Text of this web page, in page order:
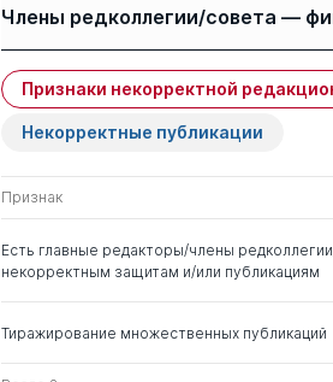
Члены редколлегии/совета —
Имя Степень
Иванович
Онищенко Геннадий
Григорьевич
д. мед. н.
Признаки некорректной
Некорректные публикации
Признак
Есть главные редакторы/члены
некорректным защитам и/или публикациям
Тиражирование множественных публикаций